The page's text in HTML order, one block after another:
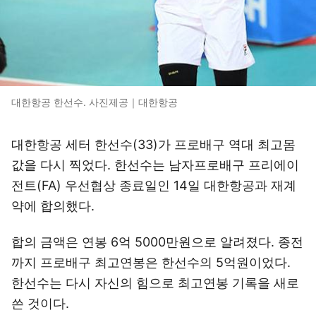
대한항공 한선수. 사진제공｜대한항공
대한항공 세터 한선수(33)가 프로배구 역대 최고몸
값을 다시 찍었다. 한선수는 남자프로배구 프리에이
전트(FA) 우선협상 종료일인 14일 대한항공과 재계
약에 합의했다.
합의 금액은 연봉 6억 5000만원으로 알려졌다. 종전
까지 프로배구 최고연봉은 한선수의 5억원이었다.
한선수는 다시 자신의 힘으로 최고연봉 기록을 새로
쓴 것이다.